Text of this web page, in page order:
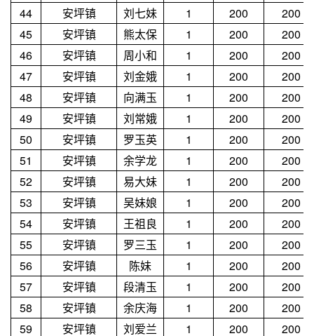
44
安坪镇 刘七妹 1 200
200
45
安坪镇 熊太保 1 200
200
46
安坪镇 周小和 1 200
200
47
安坪镇 刘金娥 1 200
200
48
安坪镇 向满玉 1 200
200
49
安坪镇 刘常娥 1 200
200
50
安坪镇 罗玉英 1 200
200
51
安坪镇 余学龙 1 200
200
52
安坪镇 易大妹 1 200
200
53
安坪镇 吴妹娘 1 200
200
54
安坪镇 王祖良 1 200
200
55
安坪镇 罗三玉 1 200
200
56
安坪镇 陈妹 1 200
200
57
安坪镇 段清玉 1 200
200
58
安坪镇 余庆海 1 200
200
59
安坪镇 刘爱兰 1 200 200